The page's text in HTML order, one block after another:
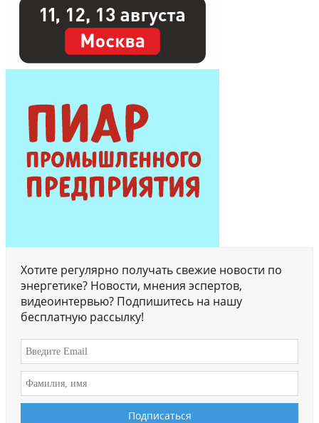
Хотите регулярно получать свежие новости по
энергетике? Новости, мнения эспертов,
видеоинтервью? Подпишитесь на нашу
бесплатную рассылку!